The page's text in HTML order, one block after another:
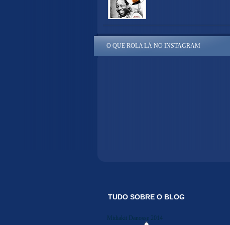
O QUE ROLA LÁ NO INSTAGRAM
TUDO SOBRE O BLOG
Midiakit Danosse 2014